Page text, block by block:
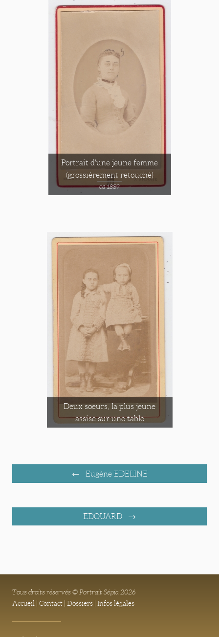
Portrait d'une jeune femme
(grossièrement retouché)
ca 1889
Deux soeurs, la plus jeune
assise sur une table
Eugène EDELINE
EDOUARD
Tous droits réservés © Portrait Sépia 2026
Accueil Contact Dossiers Infos légales